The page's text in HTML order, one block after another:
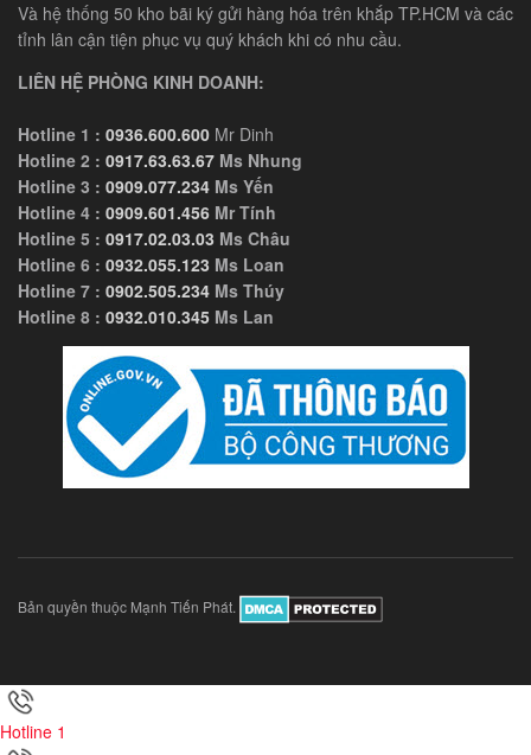
Và hệ thống 50 kho bãi ký gửi hàng hóa trên khắp TP.HCM và các
tỉnh lân cận tiện phục vụ quý khách khi có nhu cầu.
LIÊN HỆ PHÒNG KINH DOANH:
Hotline 1 : 0936.600.600 Mr Dinh
Hotline 2 : 0917.63.63.67 Ms Nhung
Hotline 3 : 0909.077.234 Ms Yến
Hotline 4 : 0909.601.456 Mr Tính
Hotline 5 : 0917.02.03.03 Ms Châu
Hotline 6 : 0932.055.123 Ms Loan
Hotline 7 : 0902.505.234 Ms Thúy
Hotline 8 : 0932.010.345 Ms Lan
Bản quyền thuộc Mạnh Tiến Phát.
Hotline 1